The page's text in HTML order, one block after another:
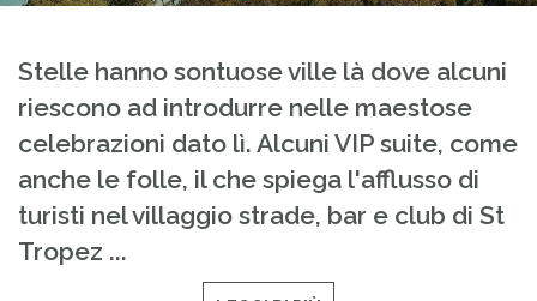
Stelle hanno sontuose ville là dove alcuni
riescono ad introdurre nelle maestose
celebrazioni dato lì. Alcuni VIP suite, come
anche le folle, il che spiega l'afflusso di
turisti nel villaggio strade, bar e club di St
Tropez ...